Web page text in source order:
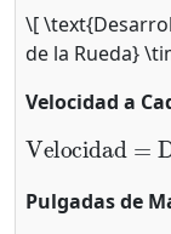
\[
de la Rueda}
Velocidad a
Desarrollo de Marcha
Pulgadas de